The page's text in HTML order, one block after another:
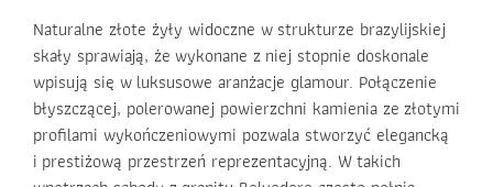
Naturalne złote żyły widoczne w strukturze brazylijskiej
skały sprawiają, że wykonane z niej stopnie doskonale
wpisują się w luksusowe aranżacje glamour. Połączenie
błyszczącej, polerowanej powierzchni kamienia ze złotymi
profilami wykończeniowymi pozwala stworzyć elegancką
i prestiżową przestrzeń reprezentacyjną. W takich